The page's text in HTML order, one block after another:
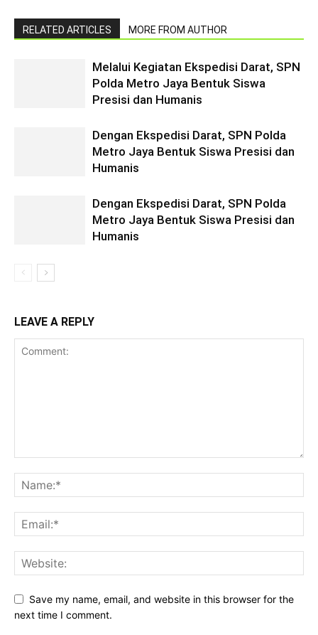
RELATED ARTICLES MORE FROM AUTHOR
Melalui Kegiatan Ekspedisi Darat, SPN
Polda Metro Jaya Bentuk Siswa
Presisi dan Humanis
Dengan Ekspedisi Darat, SPN Polda
Metro Jaya Bentuk Siswa Presisi dan
Humanis
Dengan Ekspedisi Darat, SPN Polda
Metro Jaya Bentuk Siswa Presisi dan
Humanis
LEAVE A REPLY
Save my name, email, and website in this browser for the
next time I comment.